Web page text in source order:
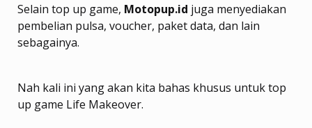
Selain top up game, Motopup.id juga menyediakan
pembelian pulsa, voucher, paket data, dan lain
sebagainya.
Nah kali ini yang akan kita bahas khusus untuk top
up game Life Makeover.